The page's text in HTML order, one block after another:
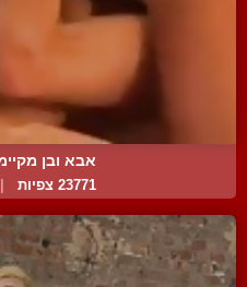
אבא ובן
23771 צפיות